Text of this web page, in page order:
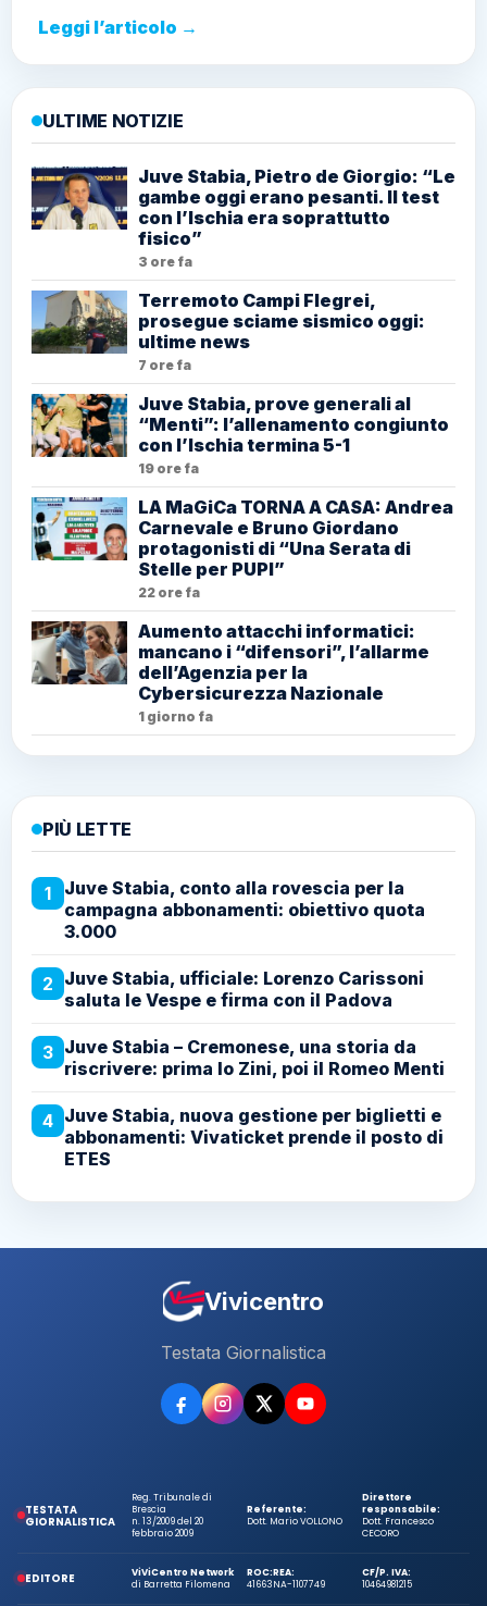
Leggi l’articolo →
ULTIME NOTIZIE
Juve Stabia, Pietro de Giorgio: “Le
gambe oggi erano pesanti. Il test
con l’Ischia era soprattutto
fisico”
3 ore fa
Terremoto Campi Flegrei,
prosegue sciame sismico oggi:
ultime news
7 ore fa
Juve Stabia, prove generali al
“Menti”: l’allenamento congiunto
con l’Ischia termina 5-1
19 ore fa
LA MaGiCa TORNA A CASA: Andrea
Carnevale e Bruno Giordano
protagonisti di “Una Serata di
Stelle per PUPI”
22 ore fa
Aumento attacchi informatici:
mancano i “difensori”, l’allarme
dell’Agenzia per la
Cybersicurezza Nazionale
1 giorno fa
PIÙ LETTE
1
Juve Stabia, conto alla rovescia per la
campagna abbonamenti: obiettivo quota
3.000
2 Juve Stabia, ufficiale: Lorenzo Carissoni
saluta le Vespe e firma con il Padova
3 Juve Stabia – Cremonese, una storia da
riscrivere: prima lo Zini, poi il Romeo Menti
4 Juve Stabia, nuova gestione per biglietti e
abbonamenti: Vivaticket prende il posto di
ETES
Vivicentro
Testata Giornalistica
TESTATA
GIORNALISTICA
Reg. Tribunale di
Brescia
n. 13/2009 del 20
febbraio 2009
Referente:
Dott. Mario VOLLONO
Direttore
responsabile:
Dott. Francesco
CECORO
EDITORE
ViViCentro Network
di Barretta Filomena
ROC:
41663
REA:
NA-1107749
CF/P. IVA:
10464981215